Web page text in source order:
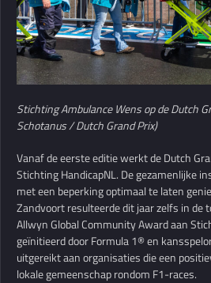
Stichting Ambulance Wens op de Dutch
Schotanus / Dutch Grand Prix)
Vanaf de eerste editie werkt de Dutch
Stichting HandicapNL. De gezamenlijke
met een beperking optimaal te laten
Zandvoort resulteerde dit jaar zelfs in de
Allwyn Global Community Award aan
geïnitieerd door Formula 1® en
uitgereikt aan organisaties die een
lokale gemeenschap rondom F1-races.